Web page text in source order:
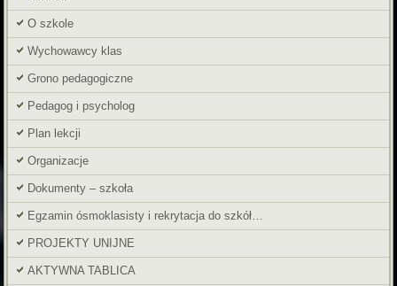
O szkole
Wychowawcy klas
Grono pedagogiczne
Pedagog i psycholog
Plan lekcji
Organizacje
Dokumenty – szkoła
Egzamin ósmoklasisty i rekrytacja do szkół…
PROJEKTY UNIJNE
AKTYWNA TABLICA